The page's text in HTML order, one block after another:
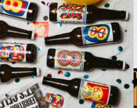
Carta de Verão
e Sabores Portugueses
no Porto, apresenta a sua nova carta